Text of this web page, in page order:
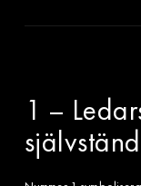
1 –